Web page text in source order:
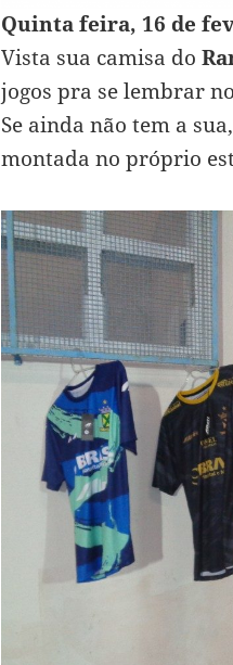
Quinta feira, 16 de
Vista sua camisa do
jogos pra se lembrar
Se ainda não tem a
montada no próprio